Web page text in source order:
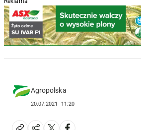
Agropolska
20.07.2021 11:20